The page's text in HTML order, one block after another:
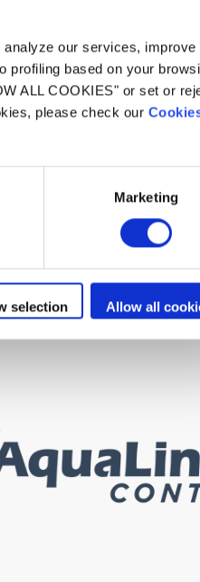
our services, improve
profiling based on your
ALL COOKIES" or set or
please check our
Marketing
selection Allow all
e discreta
modo SILENCE e à saída de ar
calor discreta, que consegue